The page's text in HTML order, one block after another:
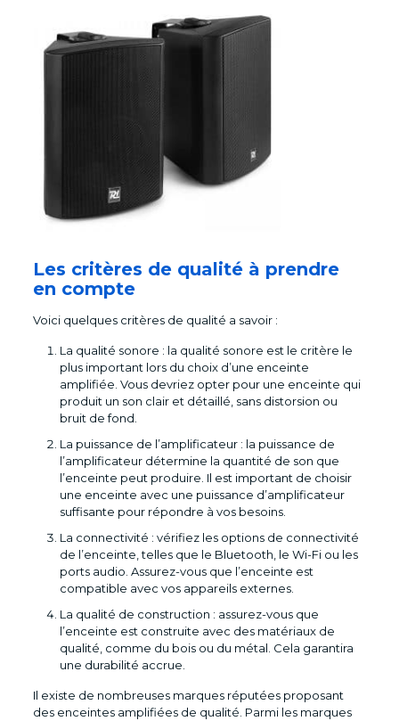
Les critères de qualité à prendre
en compte
Voici quelques critères de qualité a savoir :
La qualité sonore : la qualité sonore est le critère le
plus important lors du choix d’une enceinte
amplifiée. Vous devriez opter pour une enceinte qui
produit un son clair et détaillé, sans distorsion ou
bruit de fond.
La puissance de l’amplificateur : la puissance de
l’amplificateur détermine la quantité de son que
l’enceinte peut produire. Il est important de choisir
une enceinte avec une puissance d’amplificateur
suffisante pour répondre à vos besoins.
La connectivité : vérifiez les options de connectivité
de l’enceinte, telles que le Bluetooth, le Wi-Fi ou les
ports audio. Assurez-vous que l’enceinte est
compatible avec vos appareils externes.
La qualité de construction : assurez-vous que
l’enceinte est construite avec des matériaux de
qualité, comme du bois ou du métal. Cela garantira
une durabilité accrue.
Il existe de nombreuses marques réputées proposant
des enceintes amplifiées de qualité. Parmi les marques